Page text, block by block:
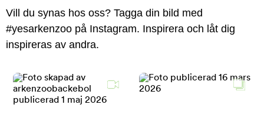
Vill du synas hos oss? Tagga din bild med
#yesarkenzoo på Instagram. Inspirera och låt dig
inspireras av andra.